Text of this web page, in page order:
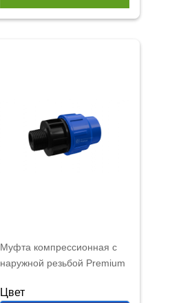
Муфта компрессионная с
наружной резьбой Premium
Цвет